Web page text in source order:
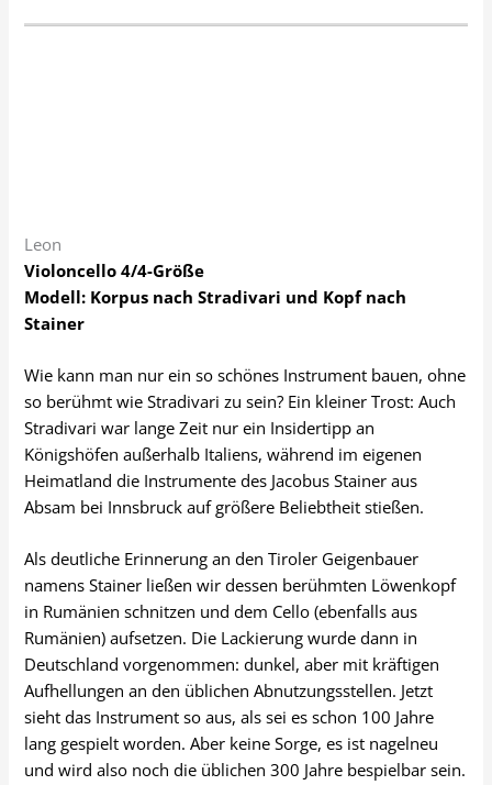
Leon
Violoncello 4/4-Größe
Modell: Korpus nach Stradivari und Kopf nach
Stainer
Wie kann man nur ein so schönes Instrument bauen, ohne
so berühmt wie Stradivari zu sein? Ein kleiner Trost: Auch
Stradivari war lange Zeit nur ein Insidertipp an
Königshöfen außerhalb Italiens, während im eigenen
Heimatland die Instrumente des Jacobus Stainer aus
Absam bei Innsbruck auf größere Beliebtheit stießen.
Als deutliche Erinnerung an den Tiroler Geigenbauer
namens Stainer ließen wir dessen berühmten Löwenkopf
in Rumänien schnitzen und dem Cello (ebenfalls aus
Rumänien) aufsetzen. Die Lackierung wurde dann in
Deutschland vorgenommen: dunkel, aber mit kräftigen
Aufhellungen an den üblichen Abnutzungsstellen. Jetzt
sieht das Instrument so aus, als sei es schon 100 Jahre
lang gespielt worden. Aber keine Sorge, es ist nagelneu
und wird also noch die üblichen 300 Jahre bespielbar sein.